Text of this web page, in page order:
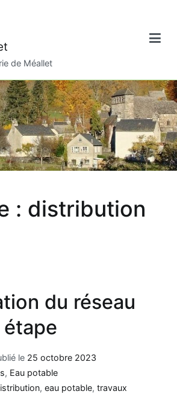
de Méallet
: distribution
du réseau
étape
le 25 octobre 2023
, Eau potable
, eau potable, travaux